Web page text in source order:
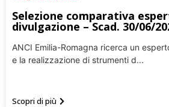
Selezione comparativa
divulgazione – Scad. 30/06/
ANCI Emilia-Romagna ricerca un
e la realizzazione di strumenti d...
Scopri di più